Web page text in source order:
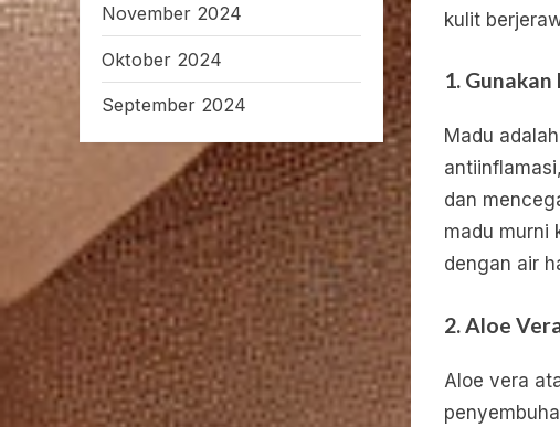
kulit
1. Gunakan
Madu
dan
madu murni
dengan air
2.Aloe
Aloe vera
November 2024
Oktober 2024
September 2024